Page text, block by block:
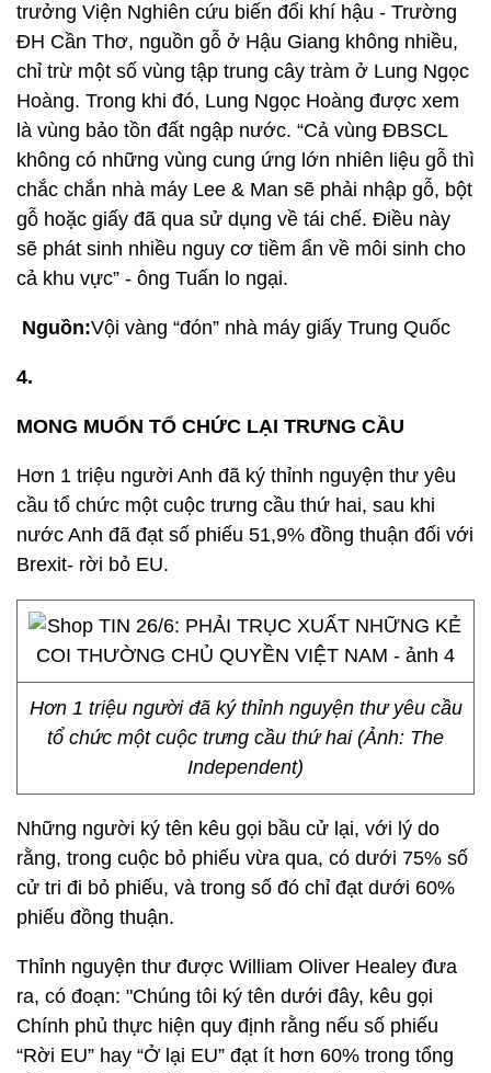
trưởng Viện Nghiên cứu biến đổi khí hậu - Trường
ĐH Cần Thơ, nguồn gỗ ở Hậu Giang không nhiều,
chỉ trừ một số vùng tập trung cây tràm ở Lung Ngọc
Hoàng. Trong khi đó, Lung Ngọc Hoàng được xem
là vùng bảo tồn đất ngập nước. “Cả vùng ĐBSCL
không có những vùng cung ứng lớn nhiên liệu gỗ thì
chắc chắn nhà máy Lee & Man sẽ phải nhập gỗ, bột
gỗ hoặc giấy đã qua sử dụng về tái chế. Điều này
sẽ phát sinh nhiều nguy cơ tiềm ẩn về môi sinh cho
cả khu vực” - ông Tuấn lo ngại.
Nguồn:Vội vàng “đón” nhà máy giấy Trung Quốc
4.
MONG MUỐN TỔ CHỨC LẠI TRƯNG CẦU
Hơn 1 triệu người Anh đã ký thỉnh nguyện thư yêu
cầu tổ chức một cuộc trưng cầu thứ hai, sau khi
nước Anh đã đạt số phiếu 51,9% đồng thuận đối với
Brexit- rời bỏ EU.
Hơn 1 triệu người đã ký thỉnh nguyện thư yêu cầu
tổ chức một cuộc trưng cầu thứ hai (Ảnh: The
Independent)
Những người ký tên kêu gọi bầu cử lại, với lý do
rằng, trong cuộc bỏ phiếu vừa qua, có dưới 75% số
cử tri đi bỏ phiếu, và trong số đó chỉ đạt dưới 60%
phiếu đồng thuận.
Thỉnh nguyện thư được William Oliver Healey đưa
ra, có đoạn: "Chúng tôi ký tên dưới đây, kêu gọi
Chính phủ thực hiện quy định rằng nếu số phiếu
“Rời EU” hay “Ở lại EU” đạt ít hơn 60% trong tổng